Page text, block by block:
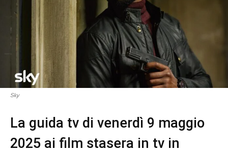
Sky
La guida tv di venerdì 9 maggio
2025 ai film stasera in tv in